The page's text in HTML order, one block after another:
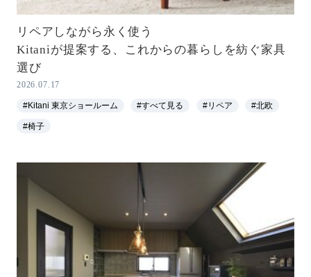
リペアしながら永く使う
Kitaniが提案する、これからの暮らしを紡ぐ家具
選び
2026.07.17
#Kitani 東京ショールーム #すべて見る #リペア #北欧
#椅子